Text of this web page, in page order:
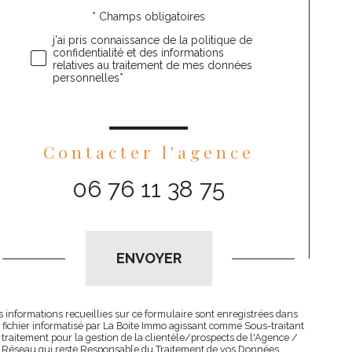
Validation* Champs obligatoires
j'ai pris connaissance de la politique de
confidentialité et des informations
relatives au traitement de mes données
personnelles*
Contacter l'agence
06 76 11 38 75
ENVOYER
informations recueillies sur ce formulaire sont enregistrées dans
fichier informatisé par La Boite Immo agissant comme Sous-traitant
pour la gestion de la clientèle/prospects de l'Agence /
qui reste Responsable du Traitement de vos Données